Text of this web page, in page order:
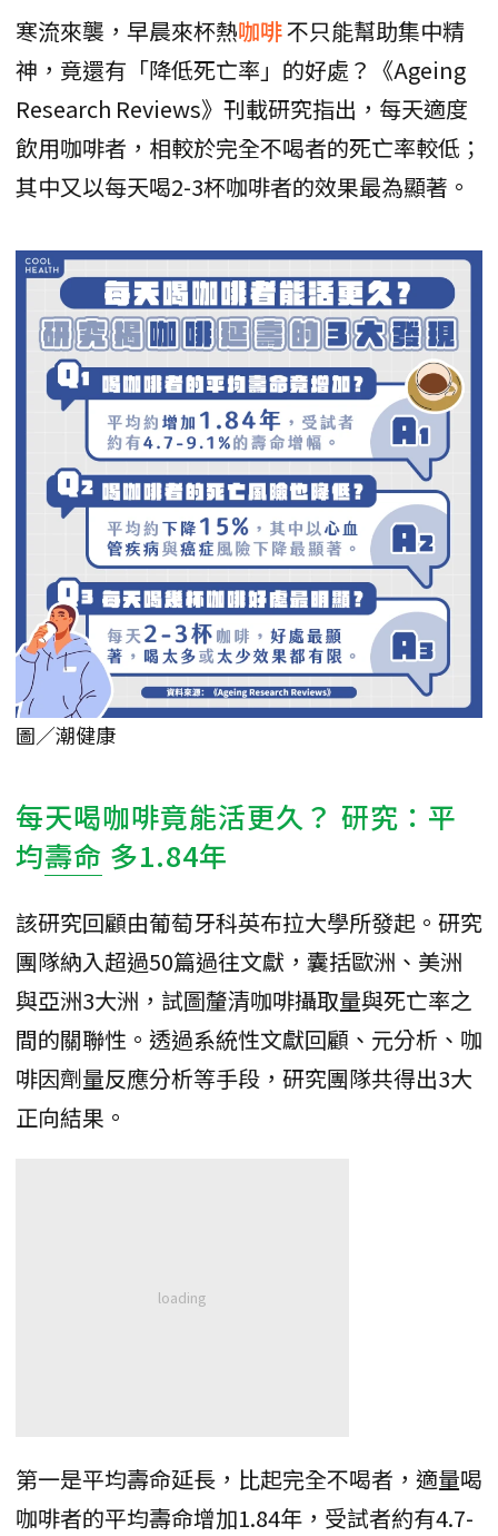
寒流來襲，早晨來杯熱咖啡不只能幫助集中精
神，竟還有「降低死亡率」的好處？《Ageing
Research Reviews》刊載研究指出，每天適度
飲用咖啡者，相較於完全不喝者的死亡率較低；
其中又以每天喝2-3杯咖啡者的效果最為顯著。
圖／潮健康
每天喝咖啡竟能活更久？ 研究：平
均壽命 多1.84年
該研究回顧由葡萄牙科英布拉大學所發起。研究
團隊納入超過50篇過往文獻，囊括歐洲、美洲
與亞洲3大洲，試圖釐清咖啡攝取量與死亡率之
間的關聯性。透過系統性文獻回顧、元分析、咖
啡因劑量反應分析等手段，研究團隊共得出3大
正向結果。
第一是平均壽命延長，比起完全不喝者，適量喝
咖啡者的平均壽命增加1.84年，受試者約有4.7-